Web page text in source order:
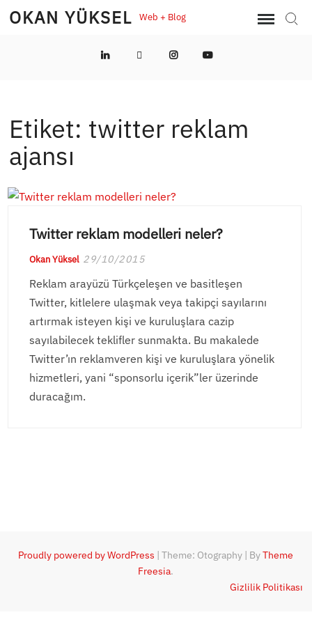
SkipOKAN YÜKSEL Web + Blog
LinkedInTwitterInstagramYouTube
Etiket: twitter reklam
ajansı
Twitter reklam modelleri neler?
Okan Yüksel 29/10/2015
Reklam arayüzü Türkçeleşen ve basitleşen
Twitter, kitlelere ulaşmak veya takipçi sayılarını
artırmak isteyen kişi ve kuruluşlara cazip
sayılabilecek teklifler sunmakta. Bu makalede
Twitter’ın reklamveren kişi ve kuruluşlara yönelik
hizmetleri, yani “sponsorlu içerik”ler üzerinde
duracağım.
Proudly powered by WordPress |Theme: Otography ByTheme
Freesia.
Gizlilik Politikası